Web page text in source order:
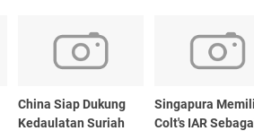
China Siap Dukung
Kedaulatan Suriah
Singapura
Colt's IAR